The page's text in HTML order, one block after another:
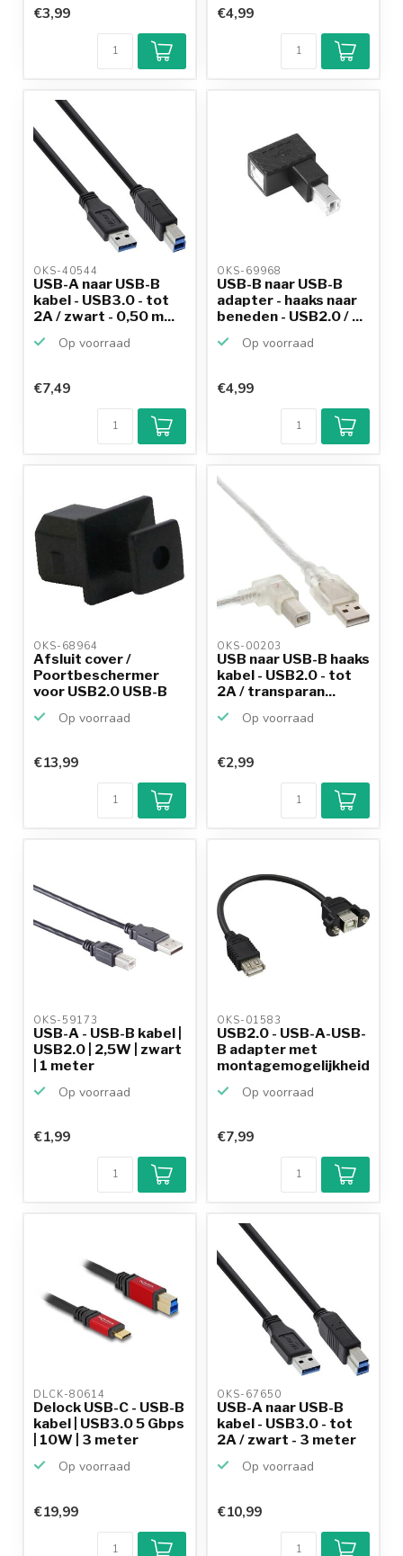
€3,99 €4,99
OKS-40544
USB-A naar USB-B
kabel - USB3.0 - tot
2A / zwart - 0,50 m...
Op voorraad
€7,49
OKS-69968
USB-B naar USB-B
adapter - haaks naar
beneden - USB2.0 / ...
Op voorraad
€4,99
OKS-68964
Afsluit cover /
Poortbeschermer
voor USB2.0 USB-B
Op voorraad
€13,99
OKS-00203
USB naar USB-B haaks
kabel - USB2.0 - tot
2A / transparan...
Op voorraad
€2,99
OKS-59173
USB-A - USB-B kabel |
USB2.0 | 2,5W | zwart
| 1 meter
Op voorraad
€1,99
OKS-01583
USB2.0 - USB-A-USB-
B adapter met
montagemogelijkheid
Op voorraad
9,2/10
Achteraf
betalen mogelijk
productkennis
€7,99
DLCK-80614
Delock USB-C - USB-B
kabel | USB3.0 5 Gbps
| 10W | 3 meter
Op voorraad
€19,99
OKS-67650
USB-A naar USB-B
kabel - USB3.0 - tot
2A / zwart - 3 meter
Op voorraad
€10,99